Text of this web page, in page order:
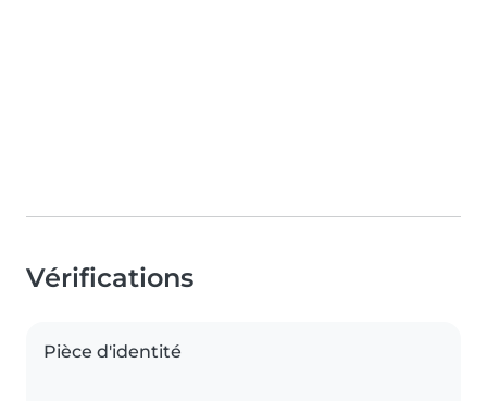
Vérifications
Pièce d'identité